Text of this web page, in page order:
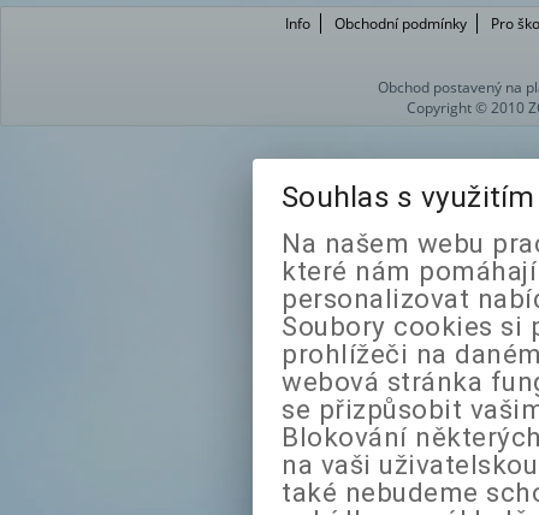
Info Obchodní podmínky Pro
Obchod postavený na
Copyright © 2010
Souhlas s
Na našem webu
které nám
personalizovat
Soubory cookies si
prohlížeči na
webová stránka
se přizpůsobit
Blokování
na vaši
také nebudeme